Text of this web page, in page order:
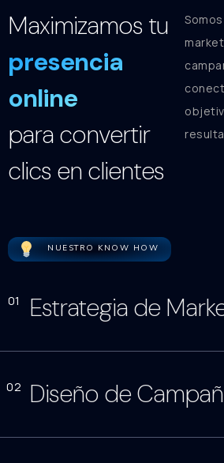
Maximizamos tu
presencia
online
para convertir
clics en clientes
NUESTRO KNOW HOW
01 Estrategia de
02 Diseño de